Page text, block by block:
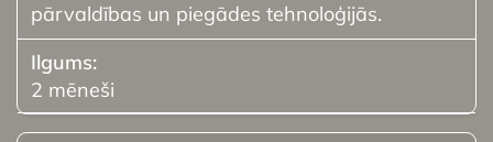
pārvaldības un piegādes tehnoloģijās.
2 mēneši